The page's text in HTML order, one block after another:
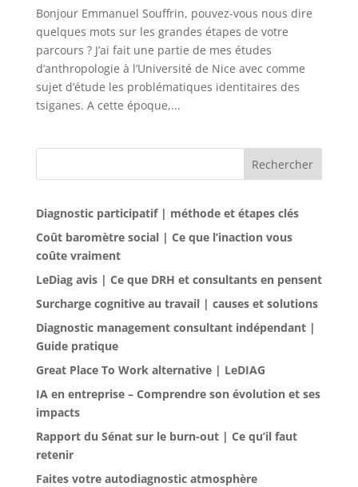
Bonjour Emmanuel Souffrin, pouvez-vous nous dire
quelques mots sur les grandes étapes de votre
parcours ? J’ai fait une partie de mes études
d’anthropologie à l’Université de Nice avec comme
sujet d’étude les problématiques identitaires des
tsiganes. A cette époque,...
Rechercher
Diagnostic participatif | méthode et étapes clés
Coût baromètre social | Ce que l’inaction vous
coûte vraiment
LeDiag avis | Ce que DRH et consultants en pensent
Surcharge cognitive au travail | causes et solutions
Diagnostic management consultant indépendant |
Guide pratique
Great Place To Work alternative | LeDIAG
IA en entreprise – Comprendre son évolution et ses
impacts
Rapport du Sénat sur le burn-out | Ce qu’il faut
retenir
Faites votre autodiagnostic atmosphère